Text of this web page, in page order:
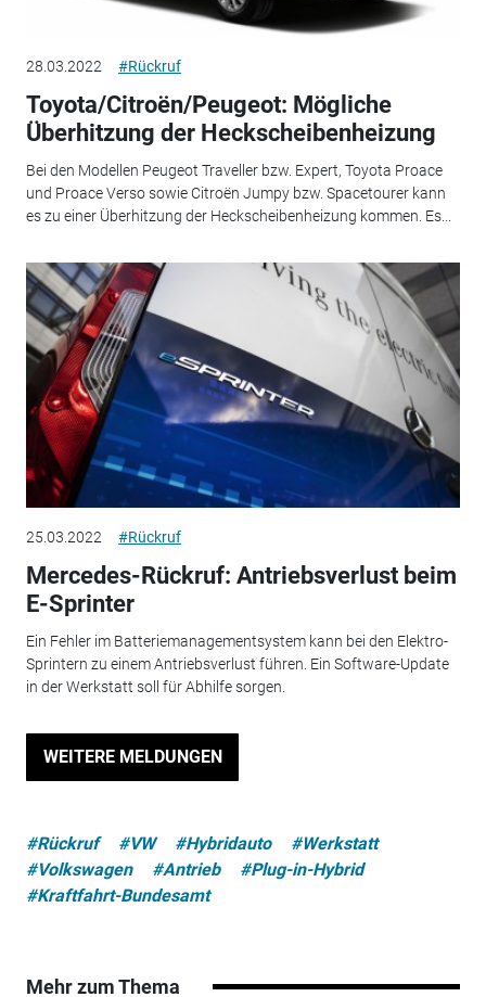
28.03.2022 #Rückruf
Toyota/Citroën/Peugeot: Mögliche
Überhitzung der Heckscheibenheizung
Bei den Modellen Peugeot Traveller bzw. Expert, Toyota Proace
und Proace Verso sowie Citroën Jumpy bzw. Spacetourer kann
es zu einer Überhitzung der Heckscheibenheizung kommen. Es...
25.03.2022 #Rückruf
Mercedes-Rückruf: Antriebsverlust beim
E-Sprinter
Ein Fehler im Batteriemanagementsystem kann bei den Elektro-
Sprintern zu einem Antriebsverlust führen. Ein Software-Update
in der Werkstatt soll für Abhilfe sorgen.
WEITERE MELDUNGEN
#Rückruf #VW #Hybridauto
#Werkstatt
#Volkswagen
#Antrieb
#Plug-in-Hybrid
#Kraftfahrt-Bundesamt
Mehr zum Thema